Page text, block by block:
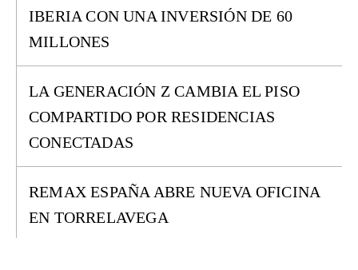
IBERIA CON UNA INVERSIÓN DE 60
MILLONES
LA GENERACIÓN Z CAMBIA EL PISO
COMPARTIDO POR RESIDENCIAS
CONECTADAS
REMAX ESPAÑA ABRE NUEVA OFICINA
EN TORRELAVEGA